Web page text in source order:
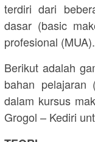
terdiri dari
dasar (basic
profesional (MUA).
Berikut adalah
bahan pelajaran
dalam kursus
Grogol – Kediri